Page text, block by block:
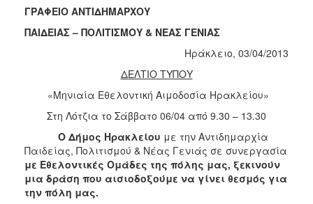
2021
2020
2017
2016
2015
2013
2012
2011
ΓΡΑΦΕΙΟ ΑΝΤΙΔΗΜΑΡΧΟΥ
ΠΑΙΔΕΙΑΣ – ΠΟΛΙΤΙΣΜΟΥ & ΝΕΑΣ ΓΕΝΙΑΣ
Ηράκλειο, 03/04/2013
ΔΕΛΤΙΟ ΤΥΠΟΥ
«Μηνιαία Εθελοντική Αιμοδοσία Ηρακλείου»
Στη Λότζια το Σάββατο 06/04 από 9.30 – 13.30
Ο Δήμος Ηρακλείου με την Αντιδημαρχία
Παιδείας, Πολιτισμού & Νέας Γενιάς σε συνεργασία
με Εθελοντικές Ομάδες της πόλης μας, ξεκινούν
μια δράση που αισιοδοξούμε να γίνει θεσμός για
την πόλη μας.